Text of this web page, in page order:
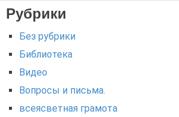
Рубрики
Без рубрики
Библиотека
Видео
Вопросы и письма.
всеясветная грамота